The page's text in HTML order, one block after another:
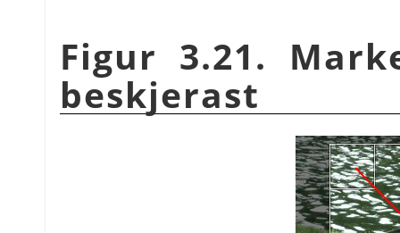
Figur 3.21.
beskjerast